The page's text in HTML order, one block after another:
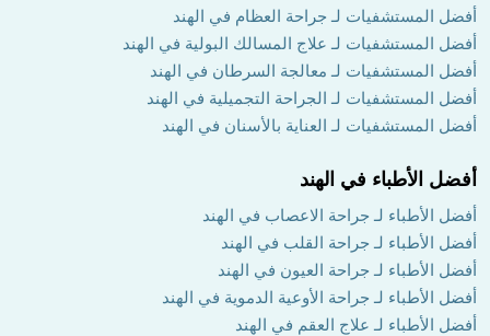
أفضل المستشفيات لـ جراحة العظام في الهند
أفضل المستشفيات لـ علاج المسالك البولية في الهند
أفضل المستشفيات لـ معالجة السرطان في الهند
أفضل المستشفيات لـ الجراحة التجميلية في الهند
أفضل المستشفيات لـ العناية بالأسنان في الهند
أفضل الأطباء في الهند
أفضل الأطباء لـ جراحة الاعصاب في الهند
أفضل الأطباء لـ جراحة القلب في الهند
أفضل الأطباء لـ جراحة العيون في الهند
أفضل الأطباء لـ جراحة الأوعية الدموية في الهند
أفضل الأطباء لـ علاج العقم في الهند